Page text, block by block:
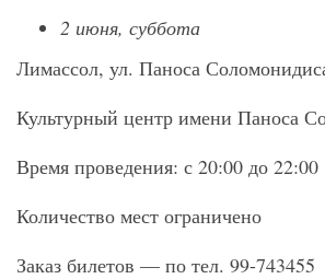
2 июня, суббота
Лимассол, ул. Паноса
Культурный центр имени Паноса
Время проведения: с 20:00 до 22:00
Количество мест ограничено
Заказ билетов — по тел. 99-743455